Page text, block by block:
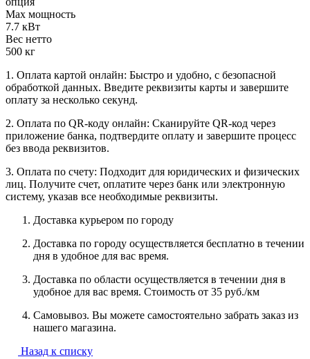
Max мощность
7.7 кВт
Вес нетто
500 кг
1. Оплата картой онлайн: Быстро и удобно, с безопасной
обработкой данных. Введите реквизиты карты и завершите
оплату за несколько секунд.
2. Оплата по QR-коду онлайн: Сканируйте QR-код через
приложение банка, подтвердите оплату и завершите процесс
без ввода реквизитов.
3. Оплата по счету: Подходит для юридических и физических
лиц. Получите счет, оплатите через банк или электронную
систему, указав все необходимые реквизиты.
Доставка курьером по городу
Доставка по городу осуществляется бесплатно в течении
дня в удобное для вас время.
Доставка по области осуществляется в течении дня в
удобное для вас время. Стоимость от 35 руб./км
Самовывоз. Вы можете самостоятельно забрать заказ из
нашего магазина.
Назад к списку